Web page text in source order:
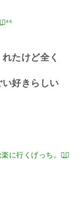
⁴⁶
たけど全く
好きらしい
に行くげっち。◢͟￨